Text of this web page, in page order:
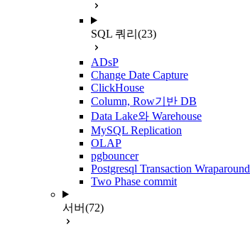
SQL 쿼리 (23)
ADsP
Change Date Capture
ClickHouse
Column, Row기반 DB
Data Lake와 Warehouse
MySQL Replication
OLAP
pgbouncer
Postgresql Transaction Wraparound
Two Phase commit
서버(72)